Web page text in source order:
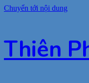
Chuyển tới nội dung
Thiên